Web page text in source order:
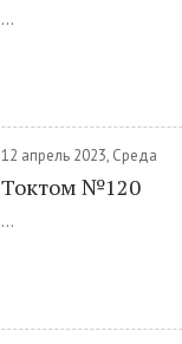
...
12 апрель 2023, Среда
Токтом №120
...